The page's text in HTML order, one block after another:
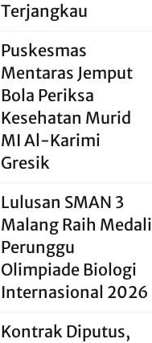
Terjangkau
Puskesmas
Mentaras Jemput
Bola Periksa
Kesehatan Murid
MI Al-Karimi
Gresik
Lulusan SMAN 3
Malang Raih Medali
Perunggu
Olimpiade Biologi
Internasional 2026
Kontrak Diputus,